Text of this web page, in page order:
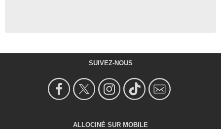
SUIVEZ-NOUS
ALLOCINÉ SUR MOBILE